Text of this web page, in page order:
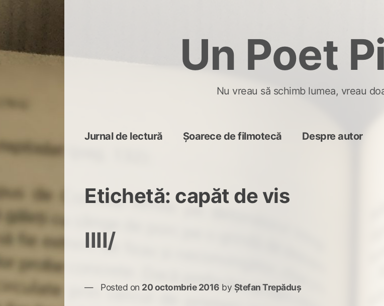
Un Poet
Nu vreau să schimb lumea, vreau
Jurnal de lectură Șoarece de filmotecă Despre autor
Etichetă: capăt de vis
IIII/
Posted on 20 octombrie 2016 by Ștefan Trepăduș